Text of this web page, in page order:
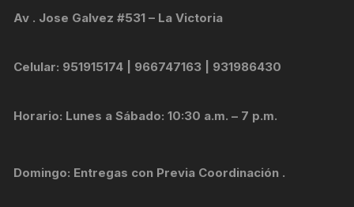
Av . Jose Galvez #531 – La Victoria
Celular: 951915174 | 966747163 | 931986430
Horario: Lunes a Sábado: 10:30 a.m. – 7 p.m.
Domingo: Entregas con Previa Coordinación .